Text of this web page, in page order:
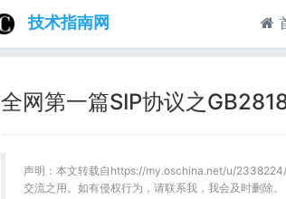
技术指南网
全网第一篇SIP协议之
声明：本文转载自https://my.oschina.net/u/
交流之用。如有侵权行为，请联系我，我会及时删除。